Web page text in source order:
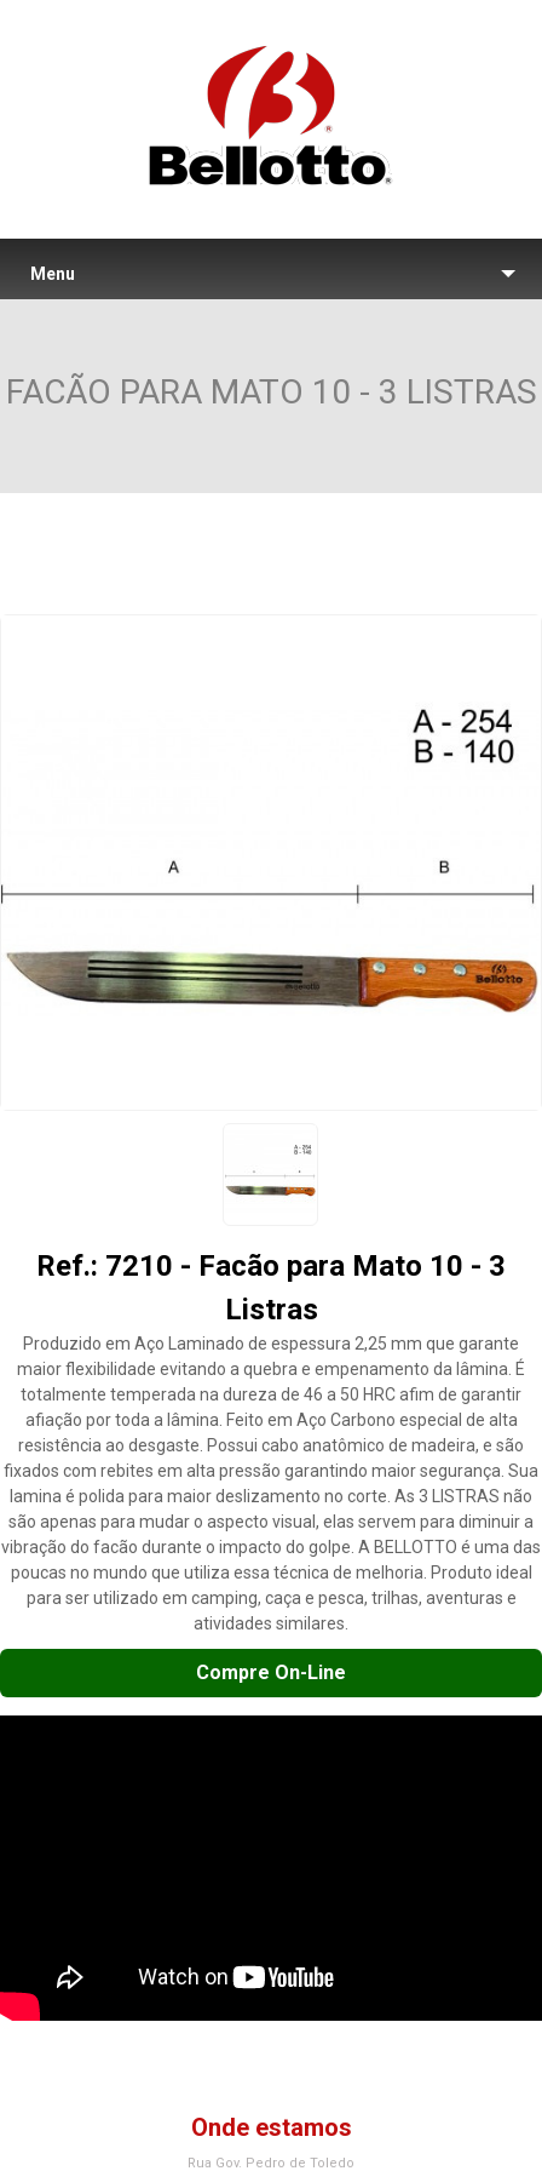
Menu
FACÃO PARA MATO 10 - 3 LISTRAS
Ref.: 7210 - Facão para Mato 10 - 3
Listras
Produzido em Aço Laminado de espessura 2,25 mm que garante
maior flexibilidade evitando a quebra e empenamento da lâmina. É
totalmente temperada na dureza de 46 a 50 HRC afim de garantir
afiação por toda a lâmina. Feito em Aço Carbono especial de alta
resistência ao desgaste. Possui cabo anatômico de madeira, e são
fixados com rebites em alta pressão garantindo maior segurança. Sua
lamina é polida para maior deslizamento no corte. As 3 LISTRAS não
são apenas para mudar o aspecto visual, elas servem para diminuir a
vibração do facão durante o impacto do golpe. A BELLOTTO é uma das
poucas no mundo que utiliza essa técnica de melhoria. Produto ideal
para ser utilizado em camping, caça e pesca, trilhas, aventuras e
atividades similares.
Compre On-Line
Onde estamos
Rua Gov. Pedro de Toledo